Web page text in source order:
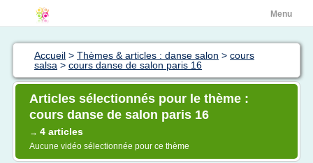
Menu
Accueil > Thèmes & articles : danse salon > cours
salsa > cours danse de salon paris 16
Articles sélectionnés pour le thème :
cours danse de salon paris 16
→ 4 articles
Aucune vidéo sélectionnée pour ce thème